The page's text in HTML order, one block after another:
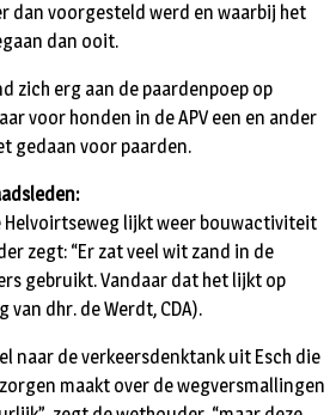
dan voorgesteld werd en waarbij het
dan ooit.
zich erg aan de paardenpoep op
voor honden in de APV een en ander
gedaan voor paarden.
Helvoirtseweg lijkt weer bouwactiviteit
zegt: “Er zat veel wit zand in de
gebruikt. Vandaar dat het lijkt op
dhr. de Werdt, CDA).
naar de verkeersdenktank uit Esch die
maakt over de wegversmallingen